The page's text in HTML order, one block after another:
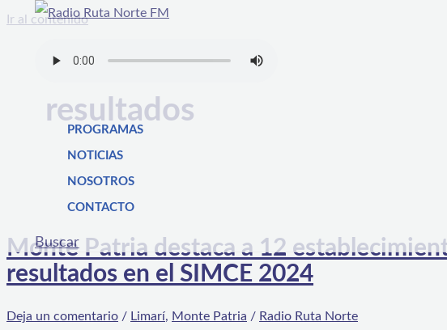
Ir al contenido
PROGRAMAS
NOTICIAS
NOSOTROS
CONTACTO
Buscar
resultados
Monte Patria destaca a 12
resultados en el SIMCE 2024
Deja un comentario / Limarí, Monte Patria / Radio Ruta Norte